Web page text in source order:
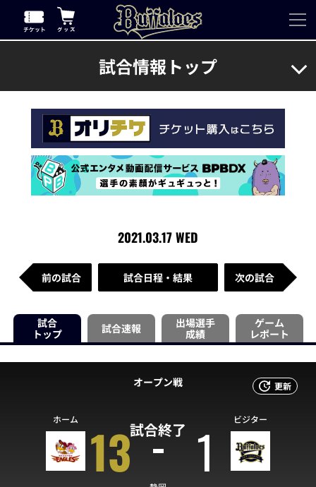
試合情報トップ
2021.03.17 WED
前の試合 試合日程・結果 次の試合
試合
トップ
試合速報
出場選手
成績
ゲーム
レポート
更新
オープン戦
試合終了
ホーム 13 1 ビジター